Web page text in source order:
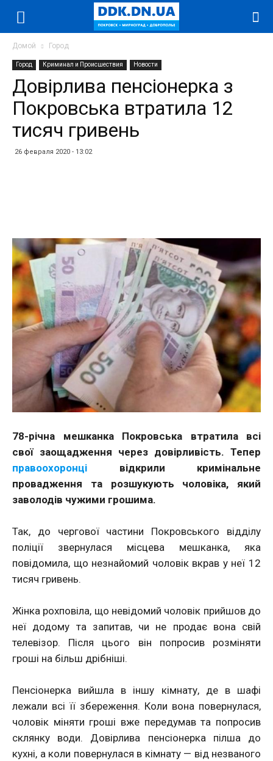
Домой Город
Город Криминал и Происшествия Новости
Довірлива пенсіонерка з
Покровська втратила 12
тисяч гривень
26 февраля 2020 - 13:02
78-річна мешканка Покровська втратила всі
свої заощадження через довірливість. Тепер
правоохоронці відкрили кримінальне
провадження та розшукують чоловіка, який
заволодів чужими грошима.
Так, до чергової частини Покровського відділу
поліції звернулася місцева мешканка, яка
повідомила, що незнайомий чоловік вкрав у неї 12
тисяч гривень.
Жінка рохповіла, що невідомий чоловік прийшов до
неї додому та запитав, чи не продає вона свій
телевізор. Після цього він попросив розміняти
гроші на більш дрібніші.
Пенсіонерка вийшла в іншу кімнату, де в шафі
лежали всі її збереження. Коли вона повернулася,
чоловік міняти гроші вже передумав та попросив
склянку води. Довірлива пенсіонерка пілша до
кухні, а коли повернулася в кімнату — від незваного